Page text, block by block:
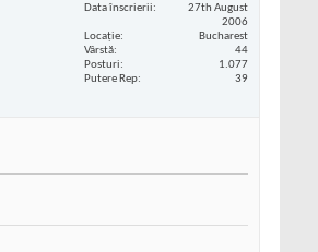
Data înscrierii
27th August
2006
Locaţie
Bucharest
Vârstă
44
Posturi
1.077
Putere Rep
39